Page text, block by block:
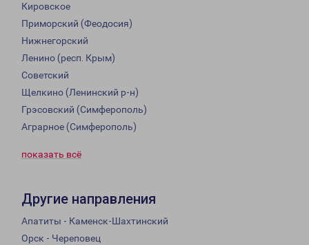
Кировское
Приморский (Феодосия)
Нижнегорский
Ленино (респ. Крым)
Советский
Щелкино (Ленинский р-н)
Грэсовский (Симферополь)
Аграрное (Симферополь)
показать всё
Другие направления
Апатиты - Каменск-Шахтинский
Орск - Череповец